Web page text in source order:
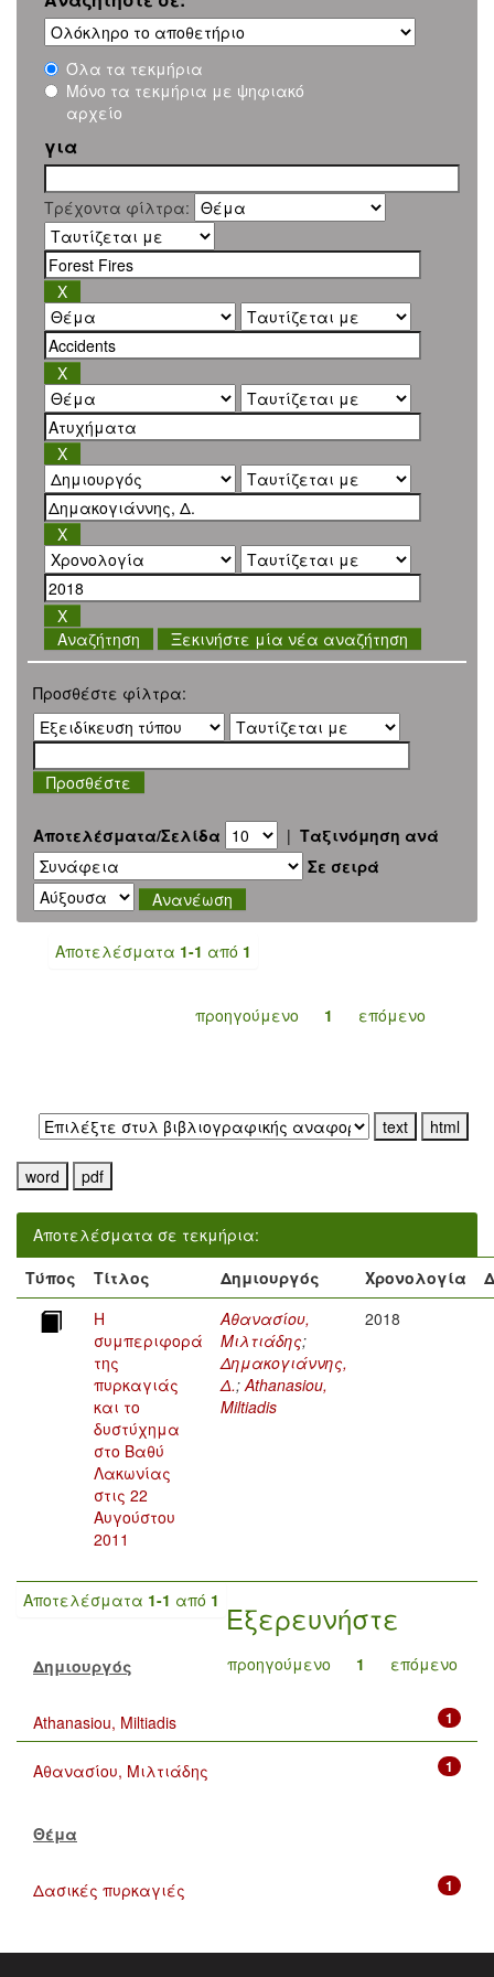
Όλα τα τεκμήρια
Μόνο τα τεκμήρια με ψηφιακό
αρχείο
για
Τρέχοντα φίλτρα:
Ξεκινήστε μία νέα αναζήτηση
Προσθέστε φίλτρα:
Αποτελέσματα/Σελίδα | Ταξινόμηση ανά
Σε σειρά
Αποτελέσματα 1-1 από 1
προηγούμενο 1 επόμενο
Αποτελέσματα σε τεκμήρια:
Τύπος
Τίτλος Δημιουργός Χρονολογία
Η
συμπεριφορά
της
πυρκαγιάς
και το
δυστύχημα
στο Βαθύ
Λακωνίας
στις 22
Αυγούστου
2011
Αθανασίου,
Μιλτιάδης;
Δημακογιάννης,
Δ.;Athanasiou,
Miltiadis
2018
Αποτελέσματα 1-1 από 1
προηγούμενο 1 επόμενο
Εξερευνήστε
Δημιουργός
1
Athanasiou, Miltiadis
1
Αθανασίου, Μιλτιάδης
Θέμα
1
Δασικές πυρκαγιές